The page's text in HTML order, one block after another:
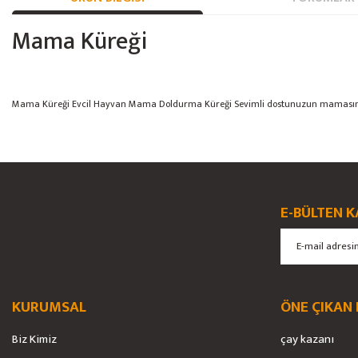
Mama Küreği
Mama Küreği Evcil Hayvan Mama Doldurma Küreği Sevimli dostunuzun
Görüş ve önerileriniz için teşekkür ederiz.
E-BÜLTEN
KURUMSAL
Biz Kimiz
ÖNE ÇIKAN
çay kazanı